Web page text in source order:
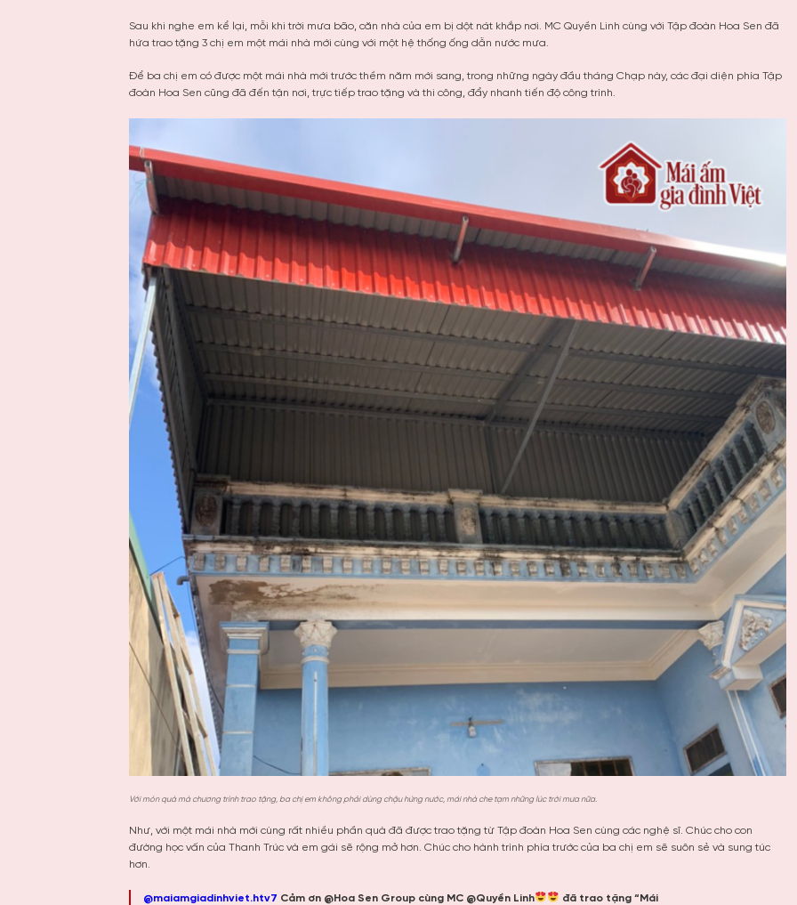
Sau khi nghe em kể lại, mỗi khi trời mưa bão, căn nhà của em bị dột nát khắp nơi. MC Quyền Linh cùng với Tập đoàn Hoa Sen đã
hứa trao tặng 3 chị em một mái nhà mới cùng với một hệ thống ống dẫn nước mưa.
Để ba chị em có được một mái nhà mới trước thềm năm mới sang, trong những ngày đầu tháng Chạp này, các đại diện phía Tập
đoàn Hoa Sen cũng đã đến tận nơi, trực tiếp trao tặng và thi công, đẩy nhanh tiến độ công trình.
Với món quà mà chương trình trao tặng, ba chị em không phải dùng chậu hứng nước, mái nhà che tạm những lúc trời mưa nữa.
Như, với một mái nhà mới cùng rất nhiều phần quà đã được trao tặng từ Tập đoàn Hoa Sen cùng các nghệ sĩ. Chúc cho con
đường học vấn của Thanh Trúc và em gái sẽ rộng mở hơn. Chúc cho hành trình phía trước của ba chị em sẽ suôn sẻ và sung túc
hơn.
@maiamgiadinhviet.htv7 Cảm ơn @Hoa Sen Group cùng MC @Quyền Linh
đã trao tặng “Mái